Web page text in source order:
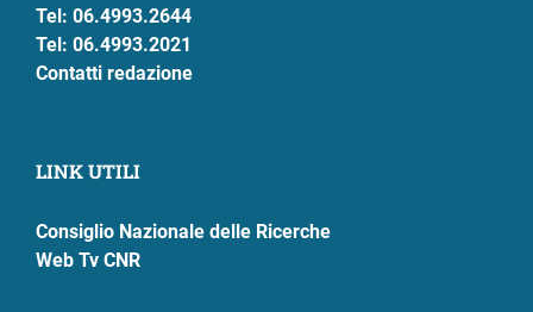
Tel: 06.4993.2644
Tel: 06.4993.2021
Contatti redazione
LINK UTILI
Consiglio Nazionale delle Ricerche
Web Tv CNR